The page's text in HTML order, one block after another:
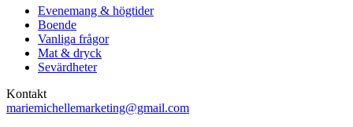
Evenemang & högtider
Boende
Vanliga frågor
Mat & dryck
Sevärdheter
Kontakt
mariemichellemarketing@gmail.com